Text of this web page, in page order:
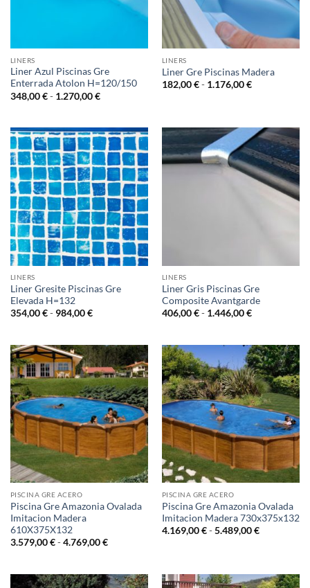
LINERS
Liner Azul Piscinas Gre
Enterrada Atolon H=120/150
348,00€ - 1.270,00€Rango
348,00 €
hasta
1.270,00 €
LINERS
Liner Gre Piscinas Madera
182,00€ - 1.176,00€Rango
hasta
1.176,00 €
LINERS
Liner Gresite Piscinas Gre
Elevada H=132
354,00€ - 984,00€Rango
354,00 €
hasta
984,00 €
LINERS
Liner Gris Piscinas Gre
Composite Avantgarde
406,00€ - 1.446,00€Rango
406,00 €
hasta
1.446,00 €
PISCINA GRE ACERO
Piscina Gre Amazonia Ovalada
Imitacion Madera
610X375X132
3.579,00€ - 4.769,00€Rango
3.579,00 €
PISCINA GRE ACERO
Piscina Gre Amazonia Ovalada
Imitacion Madera 730x375x132
4.169,00€ - 5.489,00€Rango
hasta
5.489,00 €